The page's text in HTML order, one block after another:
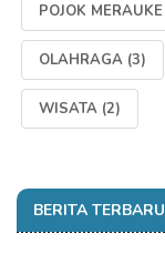
POJOK MERAUKE
OLAHRAGA (3)
WISATA (2)
BERITA TERBARU